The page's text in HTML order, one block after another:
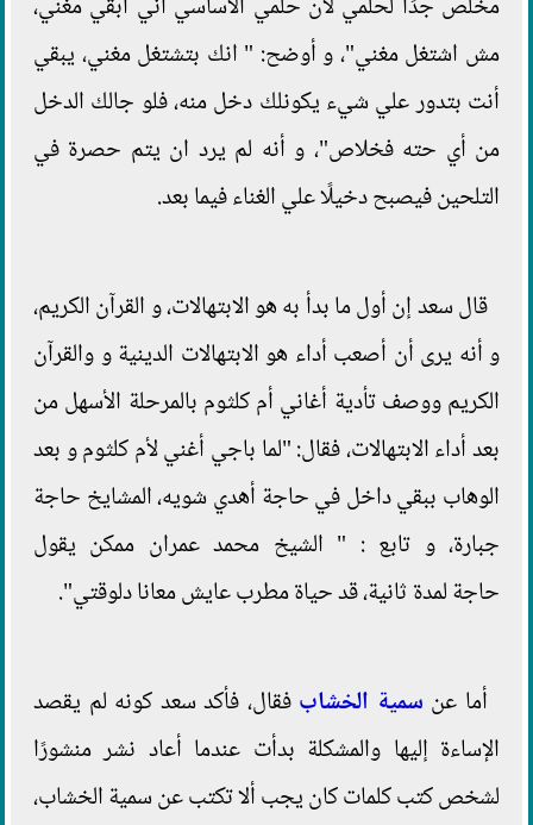
مخلص جدًا لحلمي لأن حلمي الأساسي أني ابقي مغني،
مش اشتغل مغني"، و أوضح: " انك بتشتغل مغني، يبقي
أنت بتدور علي شيء يكونلك دخل منه، فلو جالك الدخل
من أي حته فخلاص"، و أنه لم يرد ان يتم حصرة في
التلحين فيصبح دخيلًا علي الغناء فيما بعد.
قال سعد إن أول ما بدأ به هو الابتهالات، و القرآن الكريم،
و أنه يرى أن أصعب أداء هو الابتهالات الدينية و والقرآن
الكريم ووصف تأدية أغاني أم كلثوم بالمرحلة الأسهل من
بعد أداء الابتهالات، فقال: "لما باجي أغني لأم كلثوم و بعد
الوهاب ببقي داخل في حاجة أهدي شويه، المشايخ حاجة
جبارة، و تابع : " الشيخ محمد عمران ممكن يقول
حاجة لمدة ثانية، قد حياة مطرب عايش معانا دلوقتي".
أما عن سمية الخشاب فقال، فأكد سعد كونه لم يقصد
الإساءة إليها والمشكلة بدأت عندما أعاد نشر منشورًا
لشخص كتب كلمات كان يجب ألا تكتب عن سمية الخشاب،